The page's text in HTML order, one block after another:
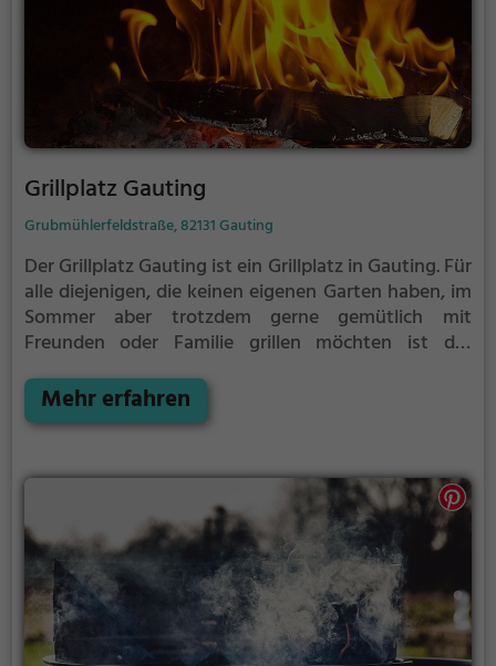
Grillplatz Gauting
Grubmühlerfeldstraße, 82131 Gauting
Der Grillplatz Gauting ist ein Grillplatz in Gauting.Für
alle diejenigen, die keinen eigenen Garten haben, im
Sommer aber trotzdem gerne gemütlich mit
Freunden oder Familie grillen möchten ist der
Grillplatzes: keine Nachbarn. Hier kann eine Feier
ruhig auch mal bis spät in die Nacht gehen und
den meisten Fällen unter euch und könnt
Mehr erfahren